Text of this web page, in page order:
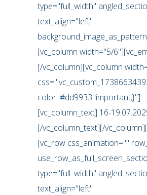
type="full_width"
text_align="left"
[vc_column width="5/
[/vc_column][vc_column
color: #dd9933 !important;}"]
[vc_column_text] 16-
[/vc_column_text][/
[vc_row css_animation=""
type="full_width"
text_align="left"